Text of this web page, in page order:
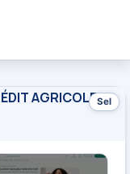
Sel
AGRICOLE